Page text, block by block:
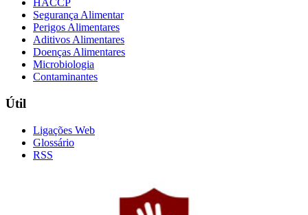
HACCP
Segurança Alimentar
Perigos Alimentares
Aditivos Alimentares
Doenças Alimentares
Microbiologia
Contaminantes
Útil
Ligações Web
Glossário
RSS